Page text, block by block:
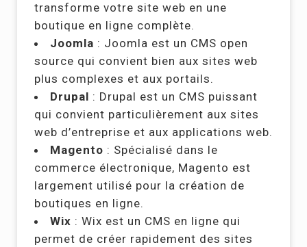
transforme votre site web en une
boutique en ligne complète.
Joomla : Joomla est un CMS open
source qui convient bien aux sites web
plus complexes et aux portails.
Drupal : Drupal est un CMS puissant
qui convient particulièrement aux sites
web d’entreprise et aux applications web.
Magento : Spécialisé dans le
commerce électronique, Magento est
largement utilisé pour la création de
boutiques en ligne.
Wix : Wix est un CMS en ligne qui
permet de créer rapidement des sites